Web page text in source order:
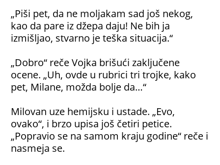
„Piši pet, da ne moljakam sad još nekog,
kao da pare iz džepa daju! Ne bih ja
izmišljao, stvarno je teška situacija.“
„Dobro“ reče Vojka brišući zaključene
ocene. „Uh, ovde u rubrici tri trojke, kako
pet, Milane, možda bolje da…“
Milovan uze hemijsku i ustade. „Evo,
ovako“, i brzo upisa još četiri petice.
„Popravio se na samom kraju godine“ reče i
nasmeja se.